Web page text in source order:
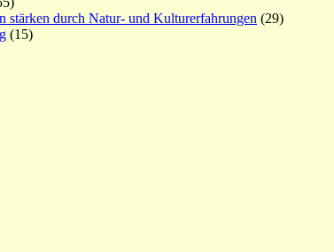
stärken durch Natur- und Kulturerfahrungen (29)
(15)